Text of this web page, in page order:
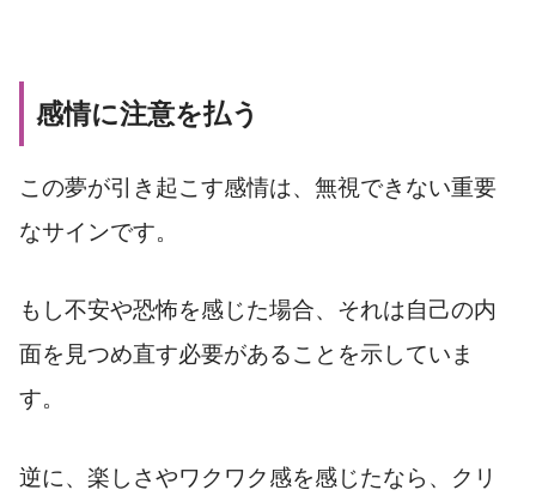
感情に注意を払う
この夢が引き起こす感情は、無視できない重要
なサインです。
もし不安や恐怖を感じた場合、それは自己の内
面を見つめ直す必要があることを示していま
す。
逆に、楽しさやワクワク感を感じたなら、クリ